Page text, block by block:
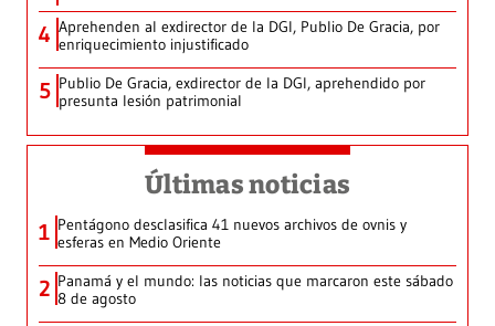
4 Aprehenden al exdirector de la DGI, Publio De Gracia, por
enriquecimiento injustificado
5 Publio De Gracia, exdirector de la DGI, aprehendido por
presunta lesión patrimonial
Últimas noticias
1 Pentágono desclasifica 41 nuevos archivos de ovnis y
esferas en Medio Oriente
2 Panamá y el mundo: las noticias que marcaron este sábado
8 de agosto